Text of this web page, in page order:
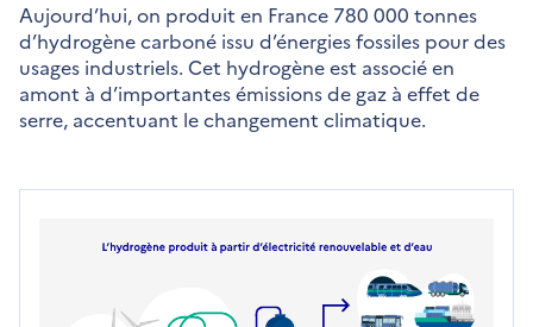
Aujourd’hui, on produit en France 780 000 tonnes
d’hydrogène carboné issu d’énergies fossiles pour des
usages industriels. Cet hydrogène est associé en
amont à d’importantes émissions de gaz à effet de
serre, accentuant le changement climatique.